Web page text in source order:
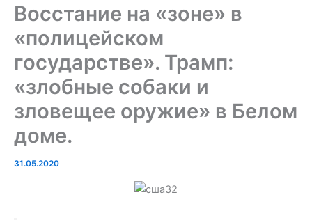
Восстание на «зоне» в
«полицейском
государстве». Трамп:
«злобные собаки и
зловещее оружие» в Белом
доме.
31.05.2020